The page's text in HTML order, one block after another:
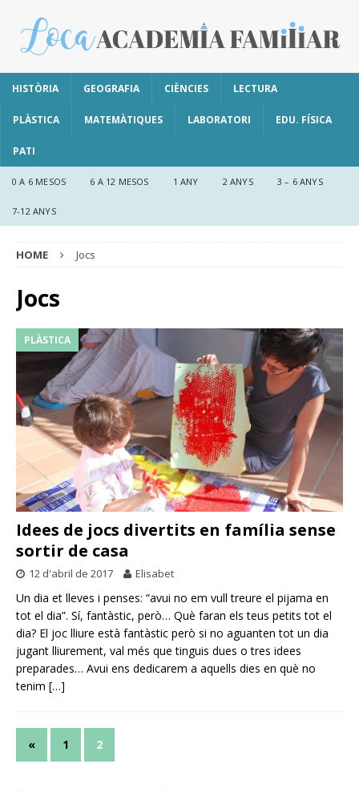
HISTÒRIA GEOGRAFIA CIÈNCIES LECTURA
PLÀSTICA MATEMÀTIQUES LABORATORI EDU. FÍSICA
PATI
0 A 6 MESOS 6 A 12 MESOS 1 ANY 2 ANYS 3 – 6 ANYS
7-12 ANYS
HOME Jocs
Jocs
PLÀSTICA
Idees de jocs divertits en família sense
sortir de casa
12 d'abril de 2017 Elisabet
Un dia et lleves i penses: “avui no em vull treure el pijama en
tot el dia”. Sí, fantàstic, però… Què faran els teus petits tot el
dia? El joc lliure està fantàstic però si no aguanten tot un dia
jugant lliurement, val més que tinguis dues o tres idees
preparades… Avui ens dedicarem a aquells dies en què no
tenim […]
« 1 2